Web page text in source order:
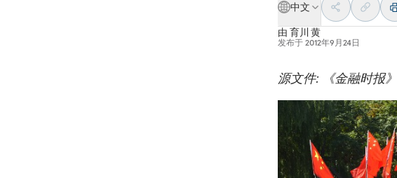
中文
由 育川 黄
发布于 2012年9月24日
源文件: 《金融时报》